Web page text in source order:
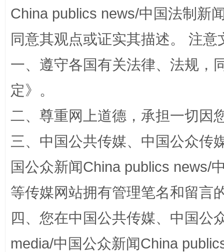
China publics news/中国法制新
同意其观点或证实其描述。 注
一、遵守各国有关法律、法规，
定》。
二、尊重网上道德，承担一切因
三、中国公共传媒、中国公众传
国公众新闻China publics news/
等传媒网站拥有管理笔名和留言
四、您在中国公共传媒、中国公
media/中国公众新闻China